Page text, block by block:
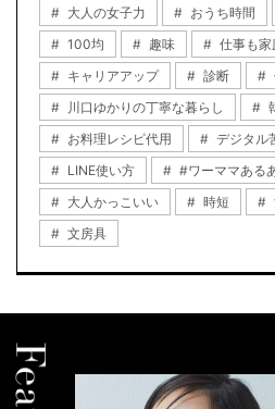
大人の女子力 おうち時間
100均
趣味 仕事も家
キャリアアップ
診断
川口ゆかりの丁寧な暮らし
お料理レシピ代用
デジタル
LINE使い方
#ワーママある
大人かっこいい
時短
文房具